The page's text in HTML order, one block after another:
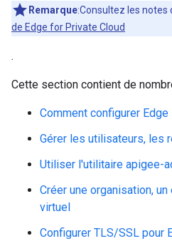
Remarque:Consultez les notes
de Edge for Private Cloud
.
Cette section contient de
Comment configurer Edge
Gérer les utilisateurs, les
Utiliser l'utilitaire apigee-
Créer une organisation,
virtuel
Configurer TLS/SSL pour